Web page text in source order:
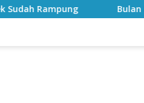
Bulan Kemerdekaan, Bupati